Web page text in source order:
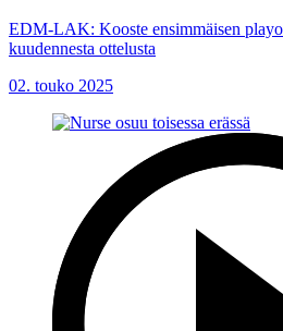
EDM-LAK: Kooste ensimmäisen
kuudennesta ottelusta
02. touko 2025